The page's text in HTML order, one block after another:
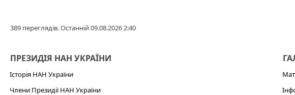
389 переглядів. Останній 09.08.2026 2:40
ПРЕЗИДІЯ НАН УКРАЇНИ
Історія НАН України
Члени Президії НАН України